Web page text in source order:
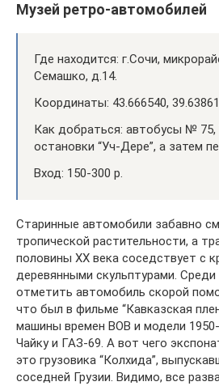
Музей ретро-автомобилей
Где находится: г.Сочи,
Семашко, д.14.
Координаты: 43.666540,
Как добраться: автобусы № 75,
остановки “Уч-Дере”, а затем
Вход: 150-300 р.
Старинные автомобили забавно
тропической растительности, а
половины XX века соседствует с
деревянными скульптурами.
отметить автомобиль скорой
что был в фильме “Кавказская
машины времен ВОВ и модели
Чайку и ГАЗ-69. А вот чего
это грузовика “Колхида”,
соседней Грузии. Видимо, все